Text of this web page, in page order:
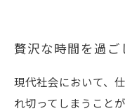
贅沢な時間を過ご
現代社会において、
れ切ってしまうこと